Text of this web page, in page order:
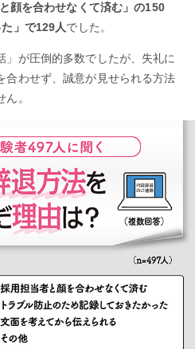
顔を合わせなくて済む」の150
」で129人でした。
」が圧倒的多数でしたが、失礼に
合わせず、誠意が見せられる方法
。